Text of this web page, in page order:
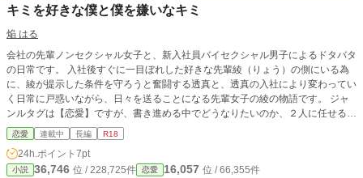
キミを好きな僕と僕を嫌いなキミ
焔 はる
会社の先輩ノンセクシャル女子と、新入社員バイセクシャル男子によるドタバタ
の日常です。 入社後すぐに一目ぼれした好きな先輩綾（りょう）の側にいる為
に、綾が提示した条件を守ろうと奮闘する透真と、透真の入社により変わってい
く日常に戸惑いながら、日々を送ることになる先輩女子の綾の物語です。 ジャ
ンルタグは【恋愛】ですが、書き進める中でどうなりたいのか、２人に任せるス
タンスです。 現状言えるのは、ドタバタ日常、たまに胸きゅんならいいな、と
いうことです。 （作者なのに作者もそんな２人を見たいです。） ＜メイン登場
人物＞ ★蓮見 綾（はすみ りょう）♀ ２４歳、入社歴２年。 ノンセクシャ
ル、性別間違いや読み方間違いばかりで名前がコンプレックス。 恋愛遍歴に男
恋愛 連載中 長編 R18
24h.ポイント 7pt
小説 36,746 位 / 228,725件 恋愛 16,057 位 / 66,355件